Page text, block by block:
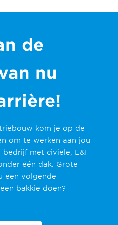
de
nu
kom je op de
om te werken aan jou
bedrijf met civiele, E&I
één dak. Grote
een volgende
bakkie doen?